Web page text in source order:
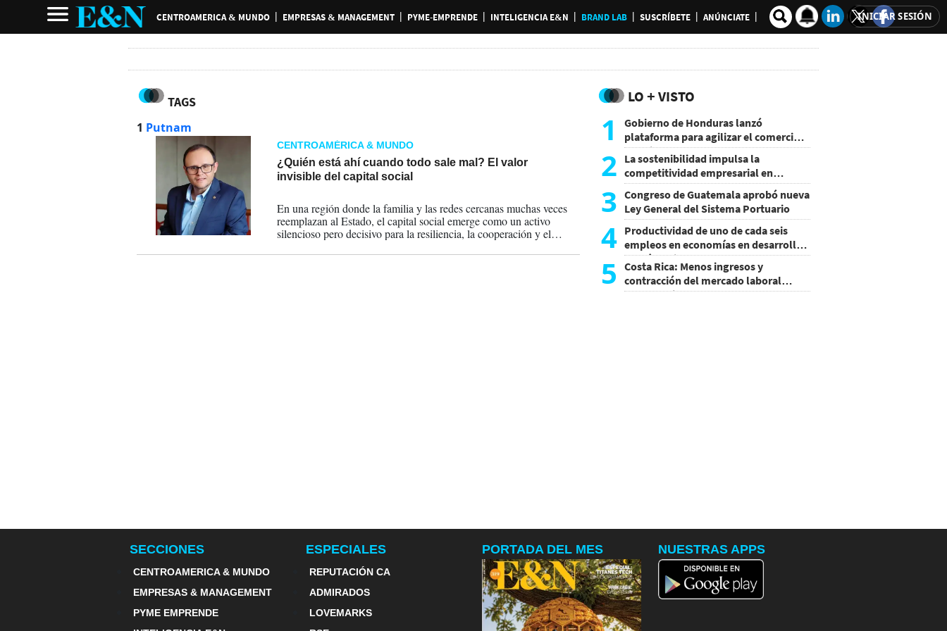
CENTROAMERICA & MUNDO EMPRESAS & MANAGEMENT PYME-EMPRENDE INTELIGENCIA E&N BRAND LAB SUSCRÍBETE ANÚNCIATE INICIAR SESIÓN
TAGS
1 Putnam
CENTROAMÉRICA & MUNDO
¿Quién está ahí cuando todo sale mal? El valor
invisible del capital social
En una región donde la familia y las redes cercanas muchas veces
reemplazan al Estado, el capital social emerge como un activo
silencioso pero decisivo para la resiliencia, la cooperación y el
vínculos bajo la presión de la inseguridad, la polarización y la
LO + VISTO
1
Gobierno de Honduras lanzó
plataforma para agilizar el comercio
exterior
2 La sostenibilidad impulsa la
competitividad empresarial en
Guatemala
3 Congreso de Guatemala aprobó nueva
Ley General del Sistema Portuario
4 Productividad de uno de cada seis
empleos en economías en desarrollo
podría mejorar por la IA
5
Costa Rica: Menos ingresos y
contracción del mercado laboral
causan baja del consumo
SECCIONES
CENTROAMERICA & MUNDO
EMPRESAS & MANAGEMENT
PYME EMPRENDE
ESPECIALES
REPUTACIÓN CA
ADMIRADOS
LOVEMARKS
PORTADA DEL MES NUESTRAS APPS